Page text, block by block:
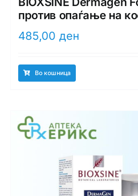
против опаѓање на
485,00 ден
Во кошница